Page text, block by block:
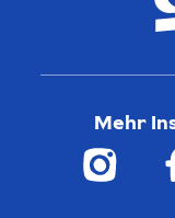
Mehr